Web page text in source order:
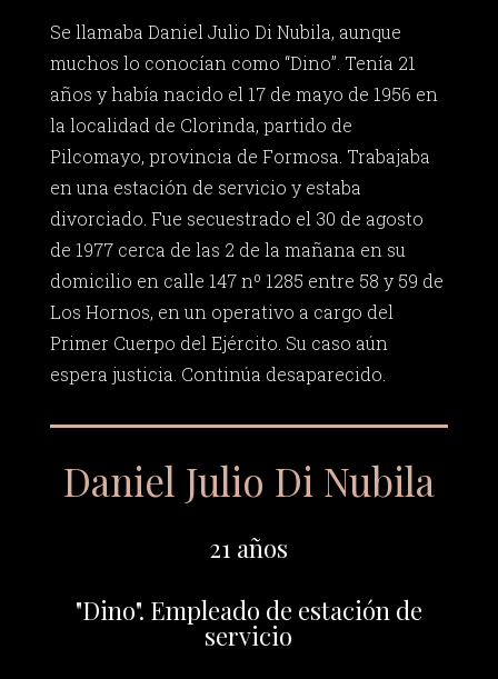
Se llamaba Daniel Julio Di Nubila, aunque
muchos lo conocían como “Dino”. Tenía 21
años y había nacido el 17 de mayo de 1956 en
la localidad de Clorinda, partido de
Pilcomayo, provincia de Formosa. Trabajaba
en una estación de servicio y estaba
divorciado. Fue secuestrado el 30 de agosto
de 1977 cerca de las 2 de la mañana en su
domicilio en calle 147 nº 1285 entre 58 y 59 de
Los Hornos, en un operativo a cargo del
Primer Cuerpo del Ejército. Su caso aún
espera justicia. Continúa desaparecido.
Daniel Julio Di Nubila
21 años
"Dino". Empleado de estación de
servicio